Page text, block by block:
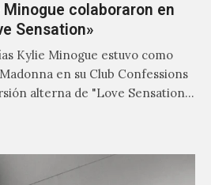
Minogue colaboraron en
Sensation»
Kylie Minogue estuvo como
en su Club Confessions
alterna de "Love Sensation",